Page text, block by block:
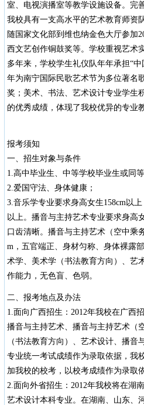
室、电视演播室等教学设施设备。完
我校具有一支高水平的艺术教育师资
随国家文化部到维也纳金色大厅参加
西文艺创作铜鼓奖等。学校重视艺术
多年来，学校学生礼仪队年年承担“
年为南宁国际民歌艺术节为多位著名
奖；美术、书法、艺术设计专业学生
的优秀成绩，体现了我校优异的专业
报考须知
一、招生对象与条件
1.高中毕业生、中等学校毕业生或同等
2.爱国守法、身体健康；
3.音乐学专业要求身高女生158cm以
以上。播音与主持艺术专业要求身高
口齿清晰。播音与主持艺术（空中乘
m，五官端正、身材匀称、身体裸露
术学、美术学（书法教育方向）、艺
作能力，无色盲、色弱。
二、报考地点及办法
1.面向广西招生：2012年我校在广西
播音与主持艺术、播音与主持艺术（
（书法教育方向）、艺术设计、播
专业统一考试成绩作为录取依据，我
加我校的校考，以校考成绩作为录取依
2.面向外省招生：2012年我校将在湖
艺术设计本科专业。在湖南、山东、